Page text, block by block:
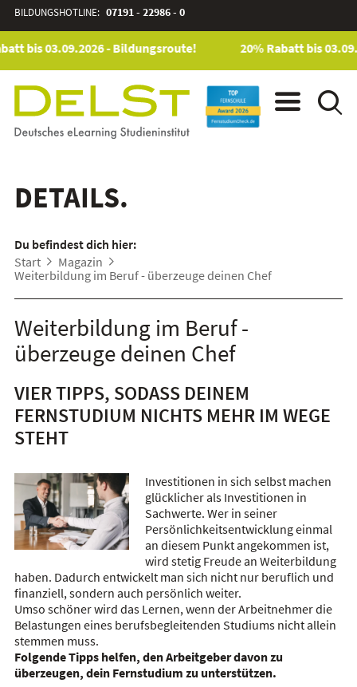
BILDUNGSHOTLINE: 07191 - 22986 - 0
bis 03.09.2026 - Bildungsroute! 20% Rabatt bis
DETAILS.
Du befindest dich hier:
Start
Magazin
Weiterbildung im Beruf - überzeuge deinen Chef
Weiterbildung im Beruf -
überzeuge deinen Chef
VIER TIPPS, SODASS DEINEM
FERNSTUDIUM NICHTS MEHR IM WEGE
STEHT
Investitionen in sich selbst machen
glücklicher als Investitionen in
Sachwerte. Wer in seiner
Persönlichkeitsentwicklung einmal
an diesem Punkt angekommen ist,
wird stetig Freude an Weiterbildung
haben. Dadurch entwickelt man sich nicht nur beruflich und
finanziell, sondern auch persönlich weiter.
Umso schöner wird das Lernen, wenn der Arbeitnehmer die
Belastungen eines berufsbegleitenden Studiums nicht allein
stemmen muss.
Folgende Tipps helfen, den Arbeitgeber davon zu
überzeugen, dein Fernstudium zu unterstützen.